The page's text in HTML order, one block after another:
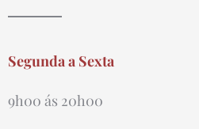
Segunda a Sexta
9h00 ás 20h00